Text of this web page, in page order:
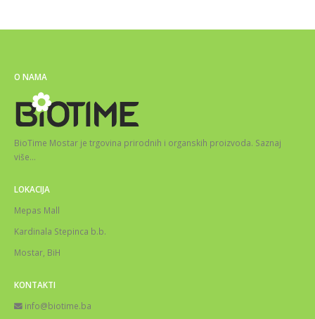
O NAMA
BioTime Mostar je trgovina prirodnih i organskih proizvoda. Saznaj
više…
LOKACIJA
Mepas Mall
Kardinala Stepinca b.b.
Mostar, BiH
KONTAKTI
info@biotime.ba